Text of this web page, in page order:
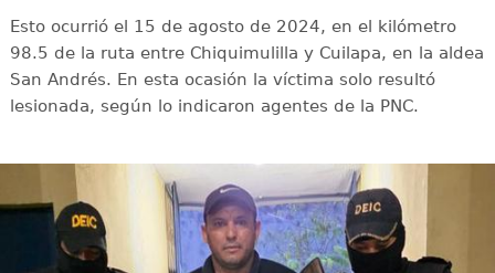
Esto ocurrió el 15 de agosto de 2024, en el kilómetro
98.5 de la ruta entre Chiquimulilla y Cuilapa, en la aldea
San Andrés. En esta ocasión la víctima solo resultó
lesionada, según lo indicaron agentes de la PNC.